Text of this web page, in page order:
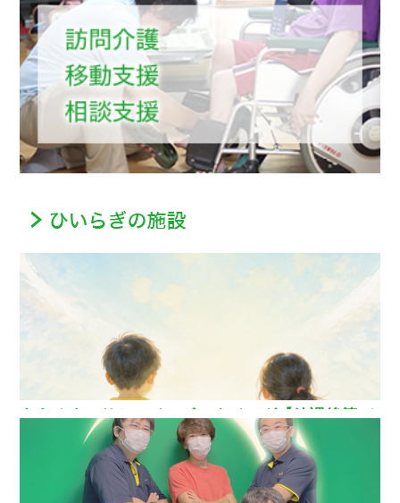
ああるまつりかレインボーウイング【放課後等デ
イサービス】